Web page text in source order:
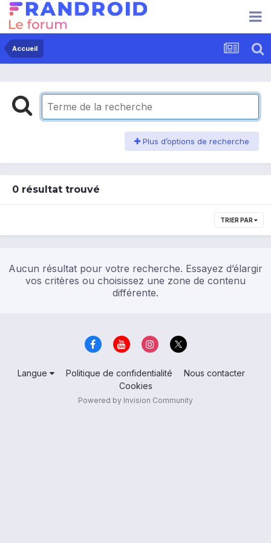
Accueil
Plus d’options de recherche
0 résultat trouvé
TRIER PAR
Aucun résultat pour votre recherche. Essayez d’élargir
vos critères ou choisissez une zone de contenu
différente.
Langue Politique de confidentialité
Nous contacter
Cookies
Powered by Invision Community